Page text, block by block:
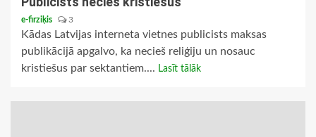
e-firziķis 3
Kādas Latvijas interneta vietnes publicists maksas
publikācijā apgalvo, ka necieš reliģiju un nosauc
kristiešus par sektantiem.... Lasīt tālāk